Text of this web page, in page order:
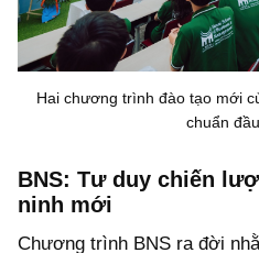
Hai chương trình đào tạo mới
chuẩn
BNS: Tư duy chiến
ninh mới
Chương trình BNS ra đời